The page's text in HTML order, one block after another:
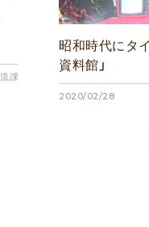
課
昭和時代にタ
資料館」
2020/02/28